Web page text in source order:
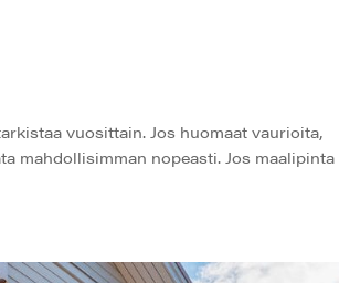
vuosittain. Jos huomaat vaurioita,
mahdollisimman nopeasti. Jos